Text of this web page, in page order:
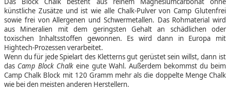
künstliche Zusätze und ist wie alle Chalk-Pulver von Camp Glutenfrei
sowie frei von Allergenen und Schwermetallen. Das Rohmaterial wird
aus Mineralien mit dem geringsten Gehalt an schädlichen oder
toxischen Inhaltsstoffen gewonnen. Es wird dann in Europa mit
Hightech-Prozessen verarbeitet.
Wenn du für jede Spielart des Kletterns gut gerüstet sein willst, dann ist
das Camp Block Chalk eine gute Wahl. Außerdem bekommst du beim
Camp Chalk Block mit 120 Gramm mehr als die doppelte Menge Chalk
wie bei den meisten anderen Herstellern.